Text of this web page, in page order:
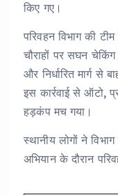
किए गए।
परिवहन विभाग की
चौराहों पर सघन
और निर्धारित मार्ग से
इस कार्रवाई से ऑटो,
हड़कंप मच गया।
स्थानीय लोगों ने
अभियान के दौरान